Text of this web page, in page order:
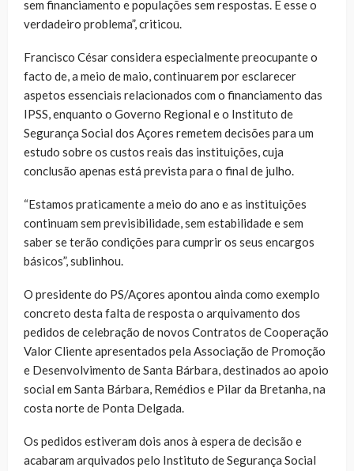
sem financiamento e populações sem respostas. É esse o
verdadeiro problema”, criticou.
Francisco César considera especialmente preocupante o
facto de, a meio de maio, continuarem por esclarecer
aspetos essenciais relacionados com o financiamento das
IPSS, enquanto o Governo Regional e o Instituto de
Segurança Social dos Açores remetem decisões para um
estudo sobre os custos reais das instituições, cuja
conclusão apenas está prevista para o final de julho.
“Estamos praticamente a meio do ano e as instituições
continuam sem previsibilidade, sem estabilidade e sem
saber se terão condições para cumprir os seus encargos
básicos”, sublinhou.
O presidente do PS/Açores apontou ainda como exemplo
concreto desta falta de resposta o arquivamento dos
pedidos de celebração de novos Contratos de Cooperação
Valor Cliente apresentados pela Associação de Promoção
e Desenvolvimento de Santa Bárbara, destinados ao apoio
social em Santa Bárbara, Remédios e Pilar da Bretanha, na
costa norte de Ponta Delgada.
Os pedidos estiveram dois anos à espera de decisão e
acabaram arquivados pelo Instituto de Segurança Social